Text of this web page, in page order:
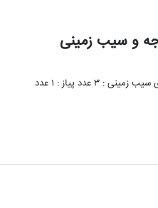
و سیب زمینی
مواد لازم: ریحان : ۲ قاشق غذا خوری سیب زمینی : ۳ عدد پیاز : ۱ عدد